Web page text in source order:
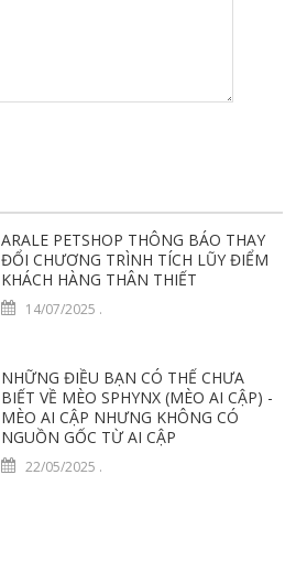
ARALE PETSHOP THÔNG BÁO THAY
ĐỔI CHƯƠNG TRÌNH TÍCH LŨY ĐIỂM
KHÁCH HÀNG THÂN THIẾT
14/07/2025 .
NHỮNG ĐIỀU BẠN CÓ THỂ CHƯA
BIẾT VỀ MÈO SPHYNX (MÈO AI CẬP) -
MÈO AI CẬP NHƯNG KHÔNG CÓ
NGUỒN GỐC TỪ AI CẬP
22/05/2025 .